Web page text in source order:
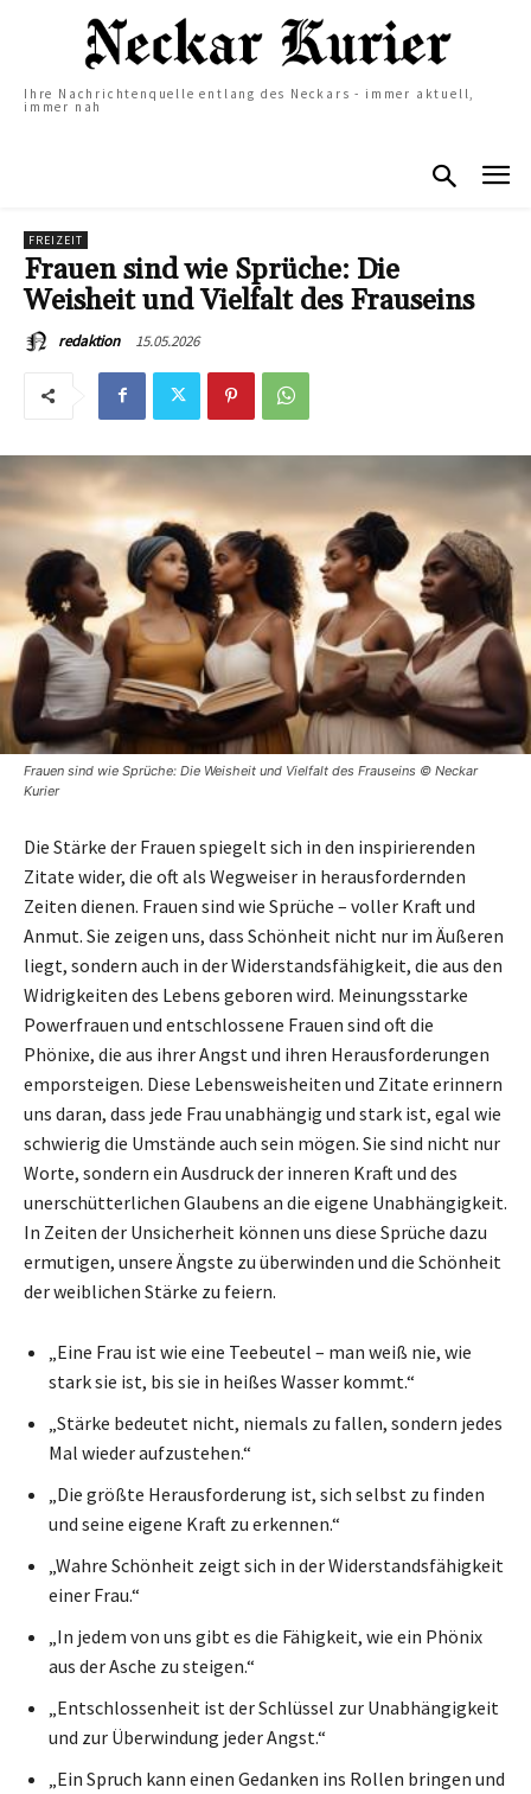
Ihre Nachrichtenquelle entlang des Neckars - immer aktuell,
immer nah
FREIZEIT
Frauen sind wie Sprüche: Die
Weisheit und Vielfalt des Frauseins
redaktion 15.05.2026
Frauen sind wie Sprüche: Die Weisheit und Vielfalt des Frauseins © Neckar
Kurier
Die Stärke der Frauen spiegelt sich in den inspirierenden
Zitate wider, die oft als Wegweiser in herausfordernden
Zeiten dienen. Frauen sind wie Sprüche – voller Kraft und
Anmut. Sie zeigen uns, dass Schönheit nicht nur im Äußeren
liegt, sondern auch in der Widerstandsfähigkeit, die aus den
Widrigkeiten des Lebens geboren wird. Meinungsstarke
Powerfrauen und entschlossene Frauen sind oft die
Phönixe, die aus ihrer Angst und ihren Herausforderungen
emporsteigen. Diese Lebensweisheiten und Zitate erinnern
uns daran, dass jede Frau unabhängig und stark ist, egal wie
schwierig die Umstände auch sein mögen. Sie sind nicht nur
Worte, sondern ein Ausdruck der inneren Kraft und des
unerschütterlichen Glaubens an die eigene Unabhängigkeit.
In Zeiten der Unsicherheit können uns diese Sprüche dazu
ermutigen, unsere Ängste zu überwinden und die Schönheit
der weiblichen Stärke zu feiern.
„Eine Frau ist wie eine Teebeutel – man weiß nie, wie
stark sie ist, bis sie in heißes Wasser kommt.“
„Stärke bedeutet nicht, niemals zu fallen, sondern jedes
Mal wieder aufzustehen.“
„Die größte Herausforderung ist, sich selbst zu finden
und seine eigene Kraft zu erkennen.“
„Wahre Schönheit zeigt sich in der Widerstandsfähigkeit
einer Frau.“
„In jedem von uns gibt es die Fähigkeit, wie ein Phönix
aus der Asche zu steigen.“
„Entschlossenheit ist der Schlüssel zur Unabhängigkeit
und zur Überwindung jeder Angst.“
„Ein Spruch kann einen Gedanken ins Rollen bringen und